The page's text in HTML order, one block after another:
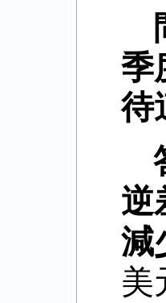
季
待
逆
減
美